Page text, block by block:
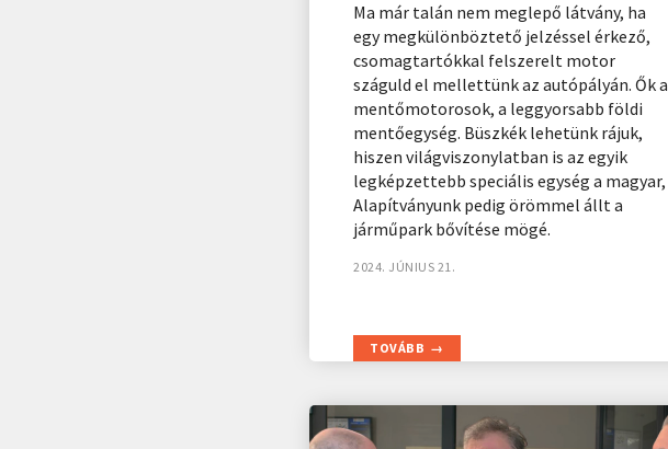
Ma már talán nem meglepő látvány, ha
egy megkülönböztető jelzéssel érkező,
csomagtartókkal felszerelt motor
száguld el mellettünk az autópályán. Ők a
mentőmotorosok, a leggyorsabb földi
mentőegység. Büszkék lehetünk rájuk,
hiszen világviszonylatban is az egyik
legképzettebb speciális egység a magyar,
Alapítványunk pedig örömmel állt a
járműpark bővítése mögé.
TOVÁBB
2024. JÚNIUS 21.